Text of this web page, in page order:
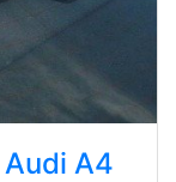
A4